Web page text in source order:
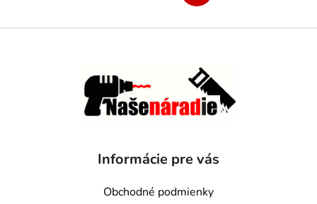
Informácie pre vás
Obchodné podmienky